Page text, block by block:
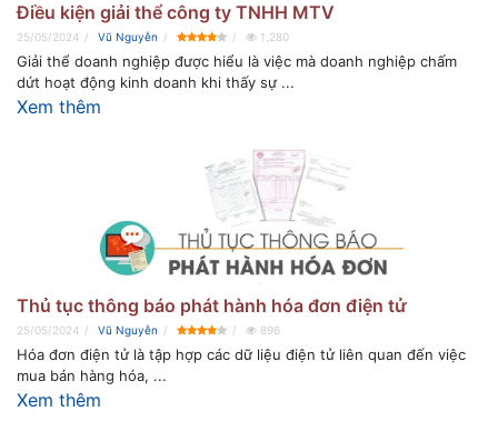
Điều kiện giải thể công ty TNHH MTV
25/05/2024 Vũ Nguyễn 1,280
Giải thể doanh nghiệp được hiểu là việc mà doanh nghiệp chấm
dứt hoạt động kinh doanh khi thấy sự ...
Xem thêm
Thủ tục thông báo phát hành hóa đơn điện tử
25/05/2024 Vũ Nguyễn 896
Hóa đơn điện tử là tập hợp các dữ liệu điện tử liên quan đến việc
mua bán hàng hóa, ...
Xem thêm